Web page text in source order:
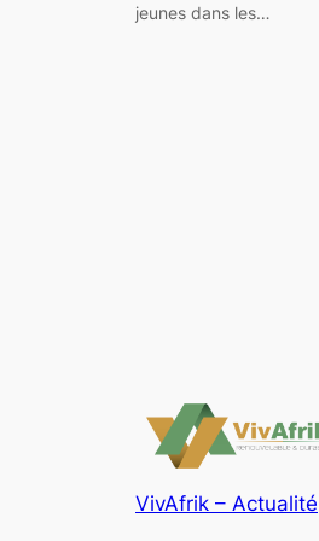
jeunes dans les…
VivAfrik – Actualité